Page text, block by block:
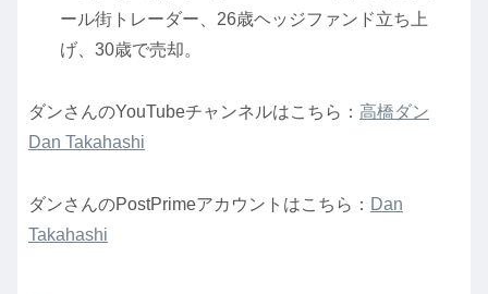
ール街トレーダー、26歳ヘッジファンド立ち上
げ、30歳で売却。
ダンさんのYouTubeチャンネルはこちら： 高橋ダン
Dan Takahashi
ダンさんのPostPrimeアカウントはこちら： Dan
Takahashi